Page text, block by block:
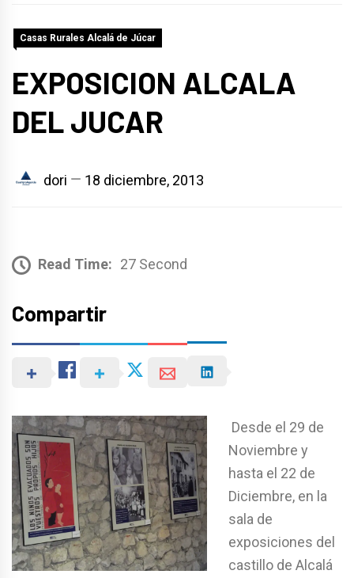
Casas Rurales Alcalá de Júcar
EXPOSICION ALCALA
DEL JUCAR
dori 18 diciembre, 2013
Read Time: 27 Second
Compartir
Desde el 29 de
Noviembre y
hasta el 22 de
Diciembre, en la
sala de
exposiciones del
castillo de Alcalá